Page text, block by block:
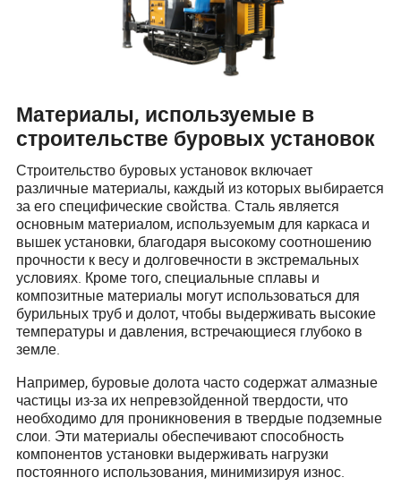
Материалы, используемые в
строительстве буровых установок
Строительство буровых установок включает
различные материалы, каждый из которых выбирается
за его специфические свойства. Сталь является
основным материалом, используемым для каркаса и
вышек установки, благодаря высокому соотношению
прочности к весу и долговечности в экстремальных
условиях. Кроме того, специальные сплавы и
композитные материалы могут использоваться для
бурильных труб и долот, чтобы выдерживать высокие
температуры и давления, встречающиеся глубоко в
земле.
Например, буровые долота часто содержат алмазные
частицы из-за их непревзойденной твердости, что
необходимо для проникновения в твердые подземные
слои. Эти материалы обеспечивают способность
компонентов установки выдерживать нагрузки
постоянного использования, минимизируя износ.